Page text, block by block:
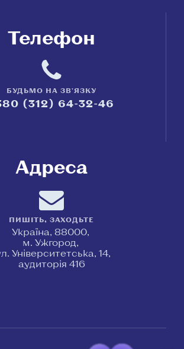
Телефон
БУДЬМО НА ЗВ'ЯЗКУ
(312) 64-32-46
Адреса
ПИШІТЬ, ЗАХОДЬТЕ
Україна, 88000,
м. Ужгород,
Університетська, 14,
аудиторія 416